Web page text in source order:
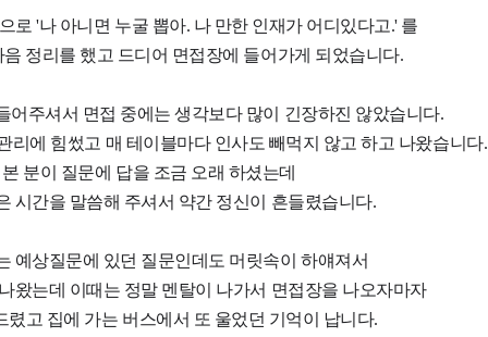
로 '나 아니면 누굴 뽑아. 나 만한 인재가 어디있다고.' 를
정리를 했고 드디어 면접장에 들어가게 되었습니다.
어주셔서 면접 중에는 생각보다 많이 긴장하진 않았습니다.
리에 힘썼고 매 테이블마다 인사도 빼먹지 않고 하고 나왔습니다.
분이 질문에 답을 조금 오래 하셨는데
시간을 말씀해 주셔서 약간 정신이 흔들렸습니다.
예상질문에 있던 질문인데도 머릿속이 하얘져서
왔는데 이때는 정말 멘탈이 나가서 면접장을 나오자마자
렸고 집에 가는 버스에서 또 울었던 기억이 납니다.